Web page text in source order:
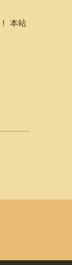
本站